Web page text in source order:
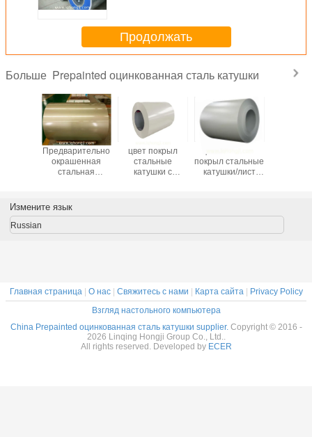
препайнтед стальная катушка
Продолжать
Больше Prepainted оцинкованная сталь катушки
цвета
от
Предварительно
окрашенная
стальная
плита Цветные
покрытые роллы
окрашенная
цвет покрыл
стальные
катушки с
покрыл стальные
катушки/лист
Измените язык
Russian
Главная страница| О нас| Свяжитесь с нами Карта сайта|
Privacy Policy
Взгляд настольного компьютера
China Prepainted оцинкованная сталь катушки supplier. Copyright © 2016 -
2026 Linqing Hongji Group Co., Ltd..
All rights reserved. Developed by ECER